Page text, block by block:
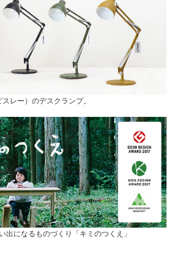
レー）のデスクランプ。
出になるものづくり「キミのつくえ」